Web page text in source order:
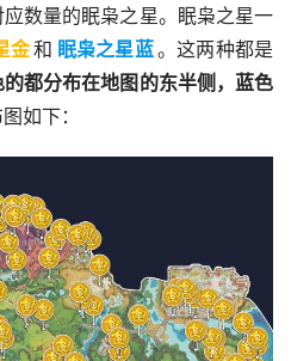
数量的眠枭之星。眠枭之星一
金和 眠枭之星蓝。这两种都是
的都分布在地图的东半侧，蓝色
如下：